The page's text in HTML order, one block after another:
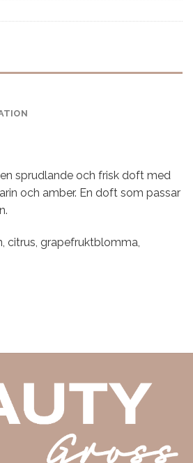
sprudlande och frisk doft med
och amber. En doft som passar
citrus, grapefruktblomma,